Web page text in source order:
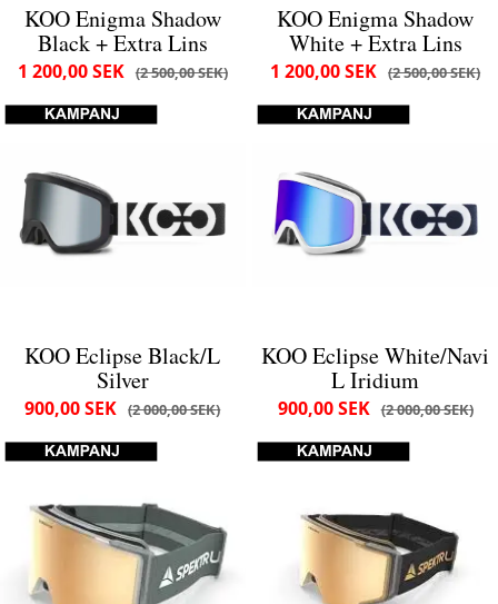
KOO Enigma Shadow
Black + Extra Lins
2 500,00 SEK
1 200,00 SEK
KOO Enigma Shadow
White + Extra Lins
2 500,00 SEK
1 200,00 SEK
KOO Eclipse Black/L
Silver
2 000,00 SEK
900,00 SEK
KOO Eclipse White/Navi
L Iridium
2 000,00 SEK
900,00 SEK